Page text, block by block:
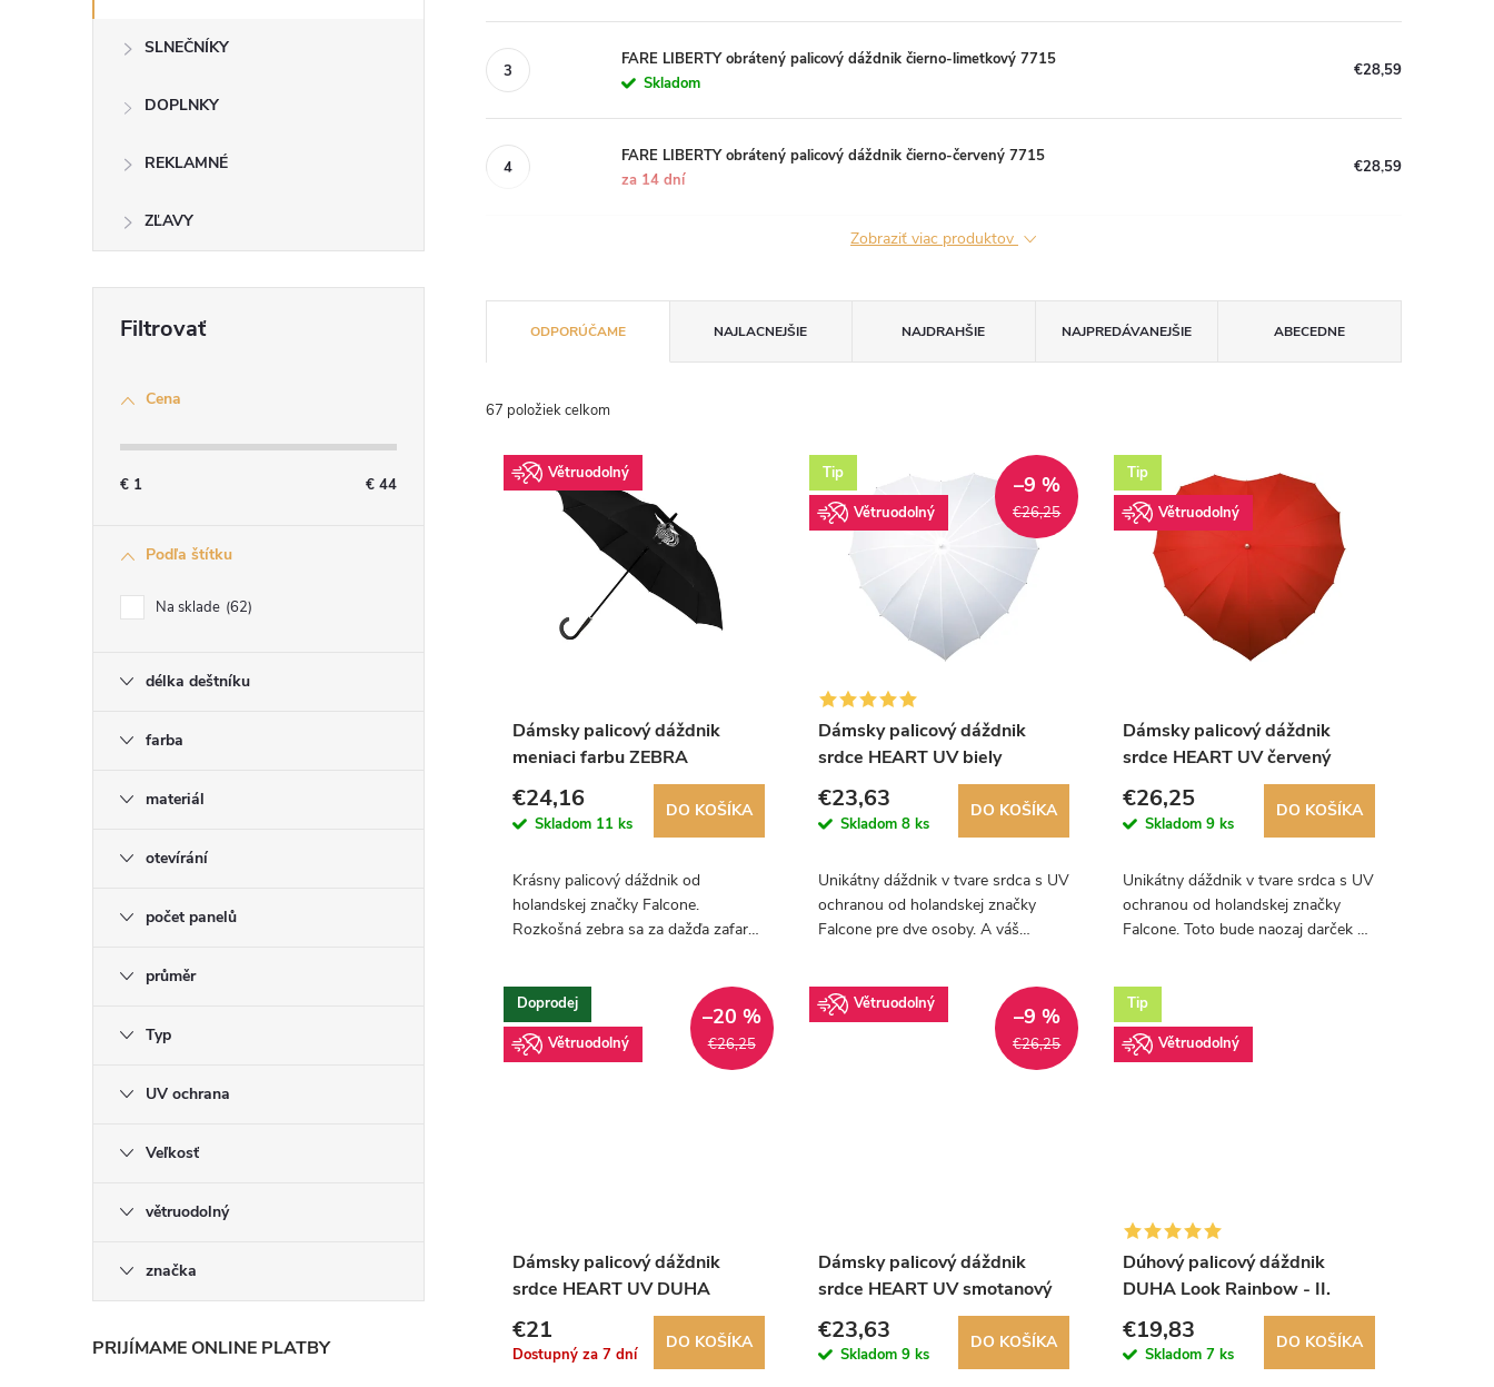
SLNEČNÍKY
DOPLNKY
REKLAMNÉ
ZĽAVY
Cena
€ 1 € 44
Podľa štítku
Na sklade 62
délka deštníku
farba
materiál
otevírání
počet panelů
průměr
Typ
UV ochrana
Veľkosť
větruodolný
značka
PRIJÍMAME ONLINE PLATBY
FARE LIBERTY obrátený palicový dáždnik čierno-limetkový 7715
Skladom
€28,59
FARE LIBERTY obrátený palicový dáždnik čierno-červený 7715
za 14 dní
€28,59
Zobraziť viac produktov
a
d
e
o
ODPORÚČAME NAJLACNEJŠIE NAJDRAHŠIE NAJPREDÁVANEJŠIE ABECEDNE
67 položiek celkom
V
k
o
Větruodolný
Dámsky palicový dáždnik
meniaci farbu ZEBRA
COLORMAGIC
€24,16
Skladom 11 ks
DO KOŠÍKA
Krásny palicový dáždnik od
holandskej značky Falcone.
Rozkošná zebra sa za dažďa zafarbí
Tip
Větruodolný
€26,25
–9 %
Dámsky palicový dáždnik
srdce HEART UV biely
€23,63
Skladom 8 ks
DO KOŠÍKA
Unikátny dáždnik v tvare srdca s UV
ochranou od holandskej značky
Falcone pre dve osoby. A váš
Tip
Větruodolný
Dámsky palicový dáždnik
srdce HEART UV červený
€26,25
Skladom9 ks
DO KOŠÍKA
Unikátny dáždnik v tvare srdca s UV
ochranou od holandskej značky
Falcone. Toto bude naozaj darček z
Doprodej
Větruodolný
€26,25
–20 %
Dámsky palicový dáždnik
srdce HEART UV DUHA
€21
za 7 dní
DO KOŠÍKA
Větruodolný
€26,25
–9 %
Dámsky palicový dáždnik
srdce HEART UV smotanový
€23,63
Skladom 9 ks
DO KOŠÍKA
Tip
Větruodolný
Dúhový palicový dáždnik
DUHA Look Rainbow - II.
akosť
€19,83
Skladom7 ks
DO KOŠÍKA